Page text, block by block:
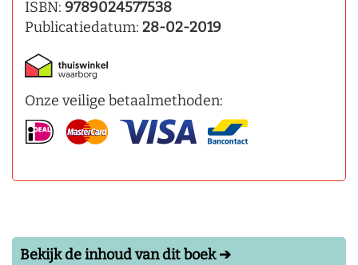
ISBN: 9789024577538
Publicatiedatum: 28-02-2019
Onze veilige betaalmethoden:
Bekijk de inhoud van dit boek ➔